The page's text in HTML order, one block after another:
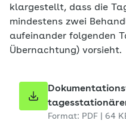
klargestellt, dass die
mindestens zwei
aufeinander folgenden
Übernachtung) vorsieht.
Format: PDF | 64